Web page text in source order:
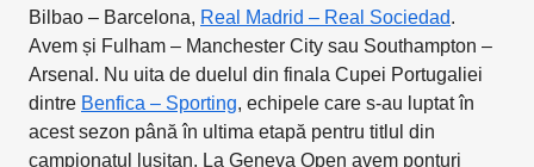
Bilbao – Barcelona, Real Madrid – Real Sociedad.
Avem și Fulham – Manchester City sau Southampton –
Arsenal. Nu uita de duelul din finala Cupei Portugaliei
dintre Benfica – Sporting, echipele care s-au luptat în
acest sezon până în ultima etapă pentru titlul din
campionatul lusitan. La Geneva Open avem ponturi